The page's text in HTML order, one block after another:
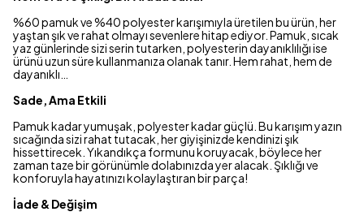
%60 pamuk ve %40 polyester karışımıyla üretilen bu ürün, her
yaştan şık ve rahat olmayı sevenlere hitap ediyor. Pamuk, sıcak
yaz günlerinde sizi serin tutarken, polyesterin dayanıklılığı ise
ürünü uzun süre kullanmanıza olanak tanır. Hem rahat, hem de
dayanıklı…
Sade, Ama Etkili
Pamuk kadar yumuşak, polyester kadar güçlü. Bu karışım yazın
sıcağında sizi rahat tutacak, her giyişinizde kendinizi şık
hissettirecek. Yıkandıkça formunu koruyacak, böylece her
zaman taze bir görünümle dolabınızda yer alacak. Şıklığı ve
konforuyla hayatınızı kolaylaştıran bir parça!
İade & Değişim